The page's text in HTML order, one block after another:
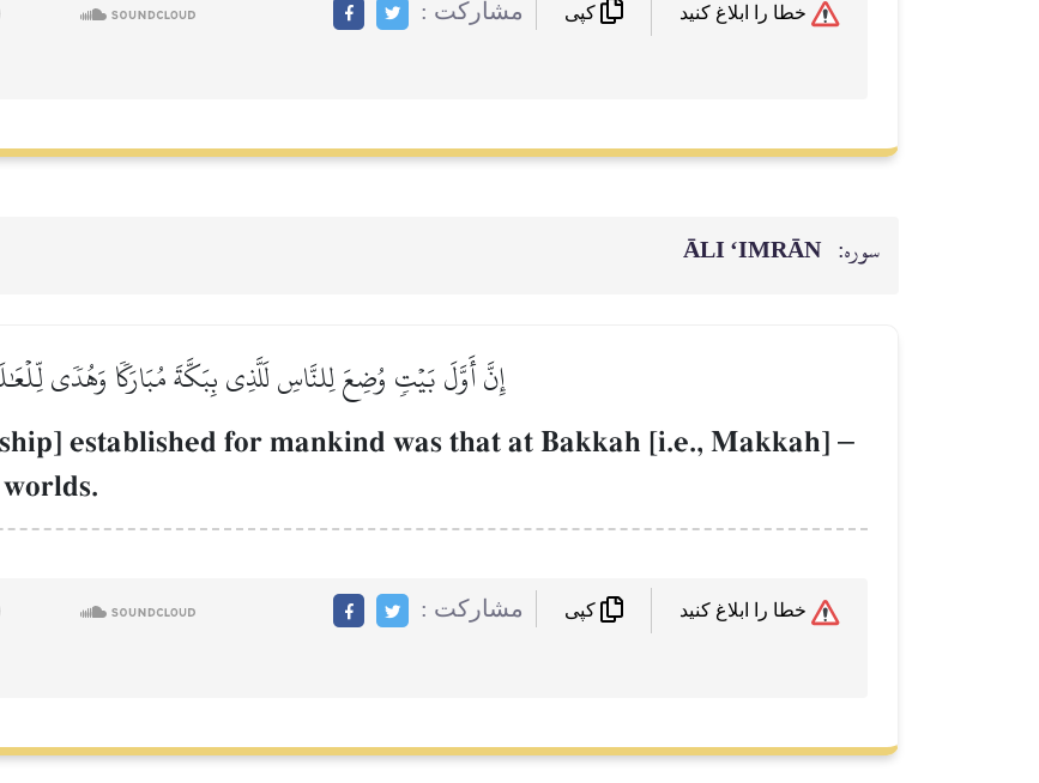
مشاركت :
سوره: ĀLI ‘IMRĀN
إِنَّ أَوَّلَ بَيۡتٖ وُضِعَ لِلنَّاسِ لَلَّذِي بِبَكَّةَ مُبَارَكٗا وَهُدٗى
established for mankind was that at Bakkah [i.e., Makkah] –
مشاركت :